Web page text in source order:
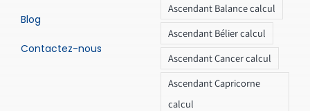
Blog
Contactez-nous
Ascendant Balance calcul
Ascendant Bélier calcul
Ascendant Cancer calcul
Ascendant Capricorne
calcul